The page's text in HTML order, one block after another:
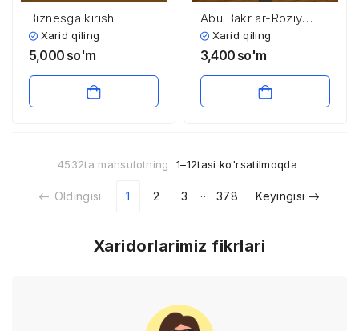
Biznesga kirish
Xarid qiling
5,000 so'm
Abu Bakr ar-Roziy
(865-925)
Xarid qiling
3,400 so'm
4532ta mahsulotning 1–12tasi ko'rsatilmoqda
Oldingisi 1 2 3 … 378 Keyingisi
Xaridorlarimiz fikrlari